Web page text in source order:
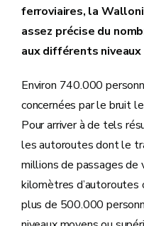
ferroviaires, la
assez précise du
aux différents
Environ 740.000
concernées par le bruit
Pour arriver à de tels
les autoroutes dont le
millions de passages de
kilomètres d’autoroutes
plus de 500.000